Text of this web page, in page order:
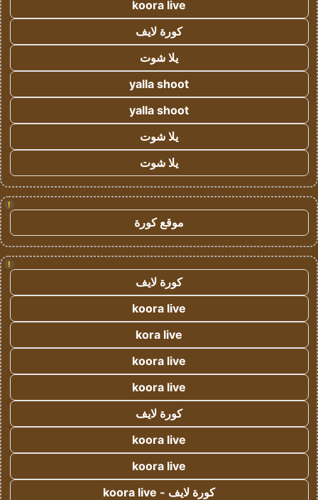
koora live
كورة لايف
يلا شوت
yalla shoot
yalla shoot
يلا شوت
يلا شوت
!
موقع كورة
!
كورة لايف
koora live
kora live
koora live
koora live
كورة لايف
koora live
koora live
كورة لايف - koora live